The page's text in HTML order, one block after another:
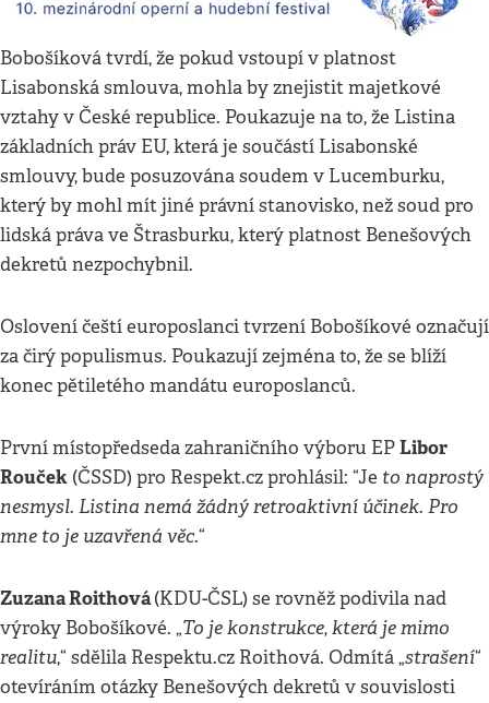
Bobošíková tvrdí, že pokud vstoupí v platnost
Lisabonská smlouva, mohla by znejistit majetkové
vztahy v České republice. Poukazuje na to, že Listina
základních práv EU, která je součástí Lisabonské
smlouvy, bude posuzována soudem v Lucemburku,
který by mohl mít jiné právní stanovisko, než soud pro
lidská práva ve Štrasburku, který platnost Benešových
dekretů nezpochybnil.
Oslovení čeští europoslanci tvrzení Bobošíkové označují
za čirý populismus. Poukazují zejména to, že se blíží
konec pětiletého mandátu europoslanců.
První místopředseda zahraničního výboru EPLibor
Rouček (ČSSD) pro Respekt.cz prohlásil: “Je to naprostý
nesmysl. Listina nemá žádný retroaktivní účinek. Pro
mne to je uzavřená věc.“
Zuzana Roithová(KDU-ČSL) se rovněž podivila nad
výroky Bobošíkové. „To je konstrukce, která je mimo
realitu,“ sdělila Respektu.cz Roithová. Odmítá „strašení“
otevíráním otázky Benešových dekretů v souvislosti